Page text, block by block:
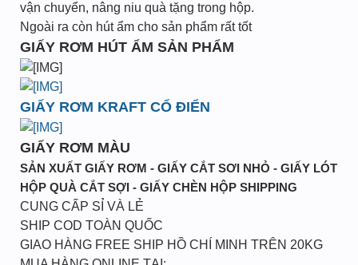
vận chuyển, nâng niu quà tặng trong hộp.
Ngoài ra còn hút ẩm cho sản phẩm rất tốt
GIẤY RƠM HÚT ẨM SẢN PHẨM
GIẤY RƠM KRAFT CỔ ĐIỂN
GIẤY RƠM MÀU
SẢN XUẤT GIẤY RƠM - GIẤY CẮT SƠI NHỎ - GIẤY LÓT
HỘP QUÀ CẮT SỢI - GIẤY CHÈN HỘP SHIPPING
CUNG CẤP SỈ VÀ LẺ
SHIP COD TOÀN QUỐC
GIAO HÀNG FREE SHIP HỒ CHÍ MINH TRÊN 20KG